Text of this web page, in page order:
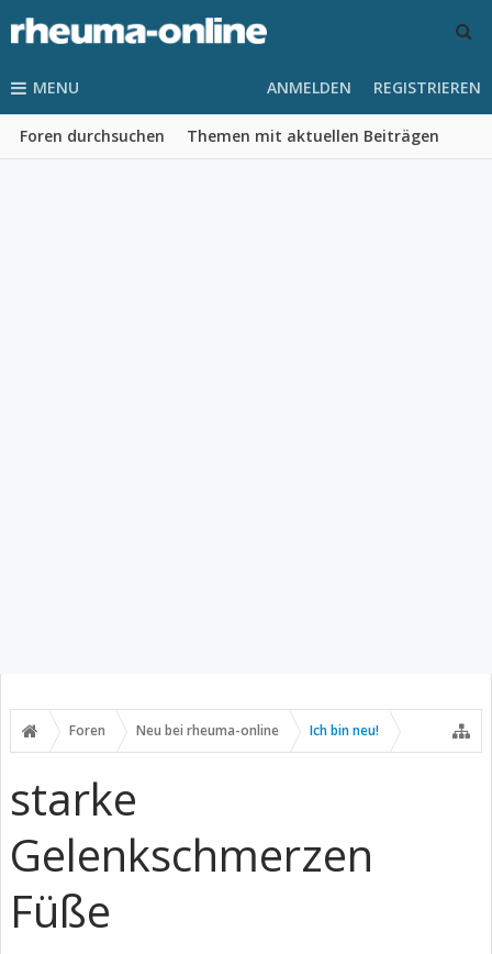
MENU
Foren durchsuchen Themen mit aktuellen Beiträgen
ANMELDEN REGISTRIEREN
Foren Neu bei rheuma-online Ich bin neu!
starke
Gelenkschmerzen
Füße